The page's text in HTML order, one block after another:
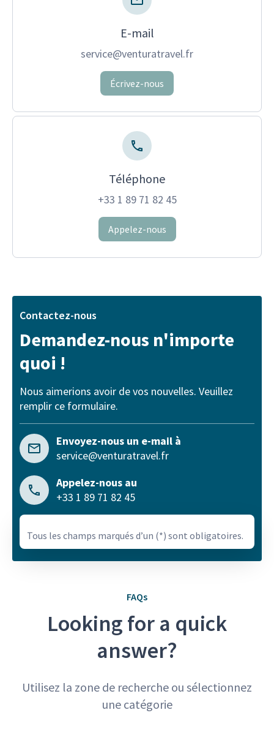
E-mail
service@venturatravel.fr
Écrivez-nous
Téléphone
+33 1 89 71 82 45
Appelez-nous
Contactez-nous
Demandez-nous n'importe
quoi !
Nous aimerions avoir de vos nouvelles. Veuillez
remplir ce formulaire.
Envoyez-nous un e-mail à
service@venturatravel.fr
Appelez-nous au
+33 1 89 71 82 45
Tous les champs marqués d’un (*) sont obligatoires.
FAQs
Looking for a quick
answer?
Utilisez la zone de recherche ou sélectionnez
une catégorie